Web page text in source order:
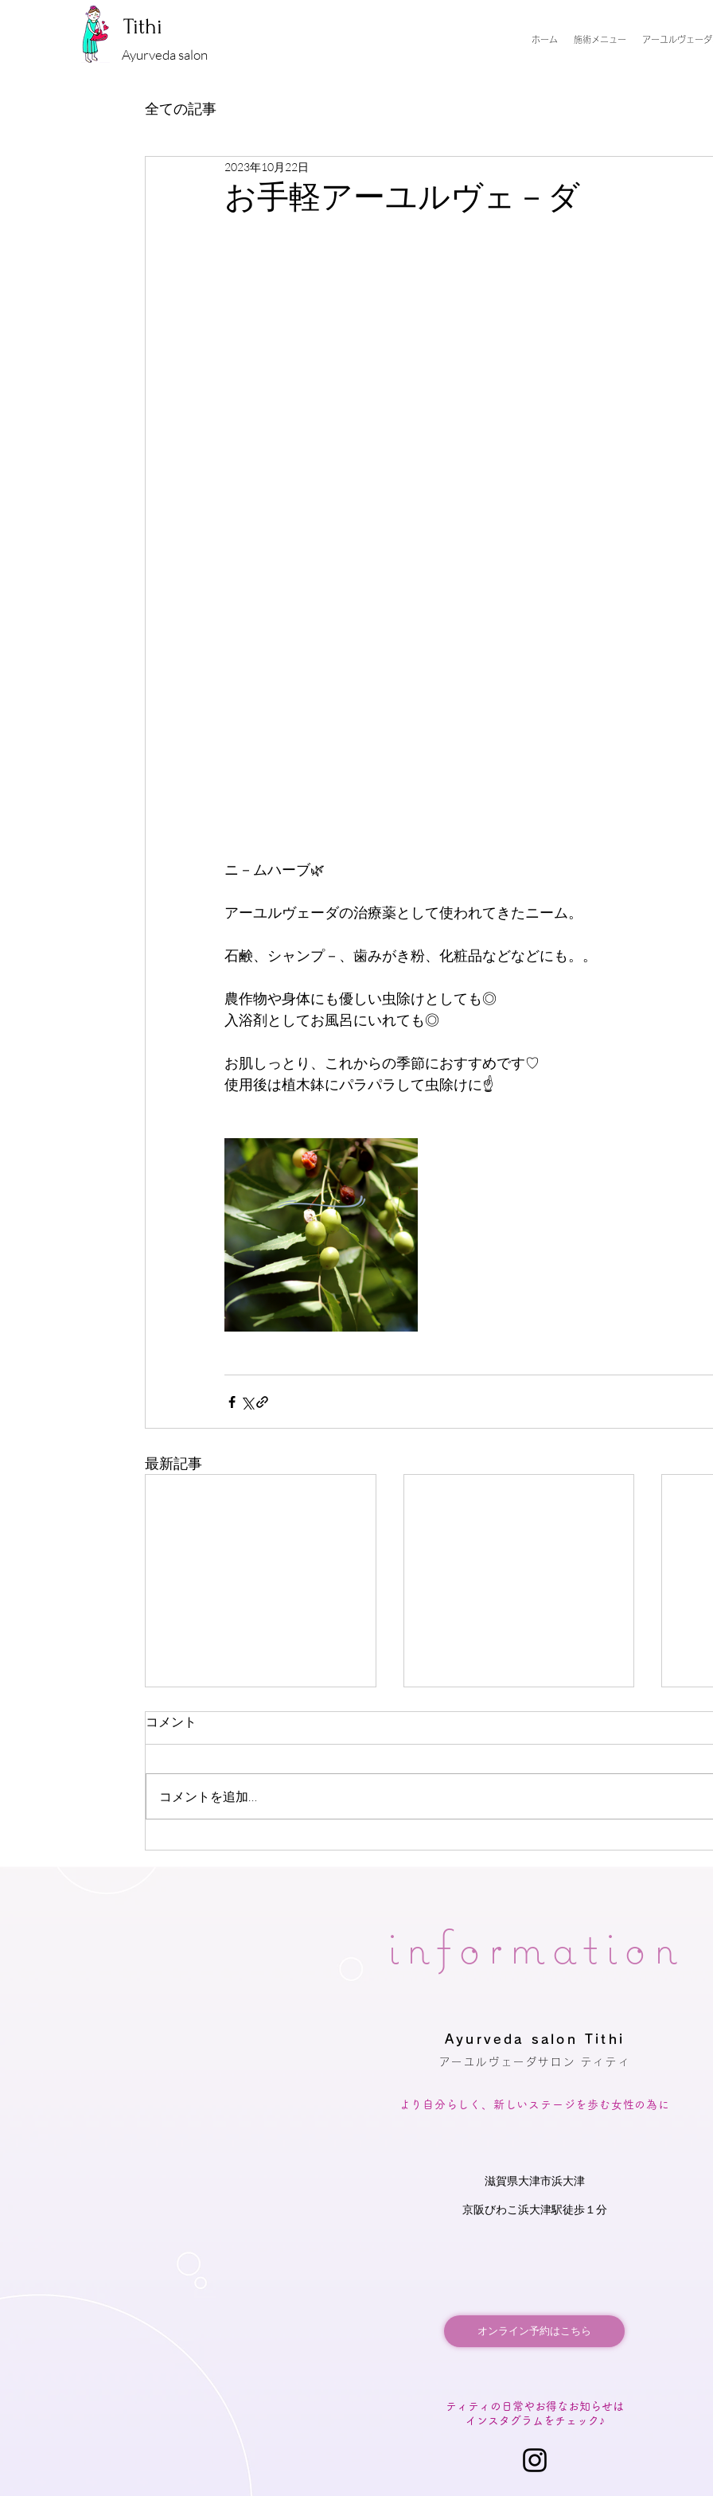
Tithi
Ayurveda salon
ホーム 施術メニュー アーユルヴェー
全ての記事
お手軽アーユルヴェ－ダ
2023年10月22日
ニ－ムハーブ🌿
アーユルヴェーダの治療薬として使われてきたニーム。
石鹸、シャンプ－、歯みがき粉、化粧品などなどにも。。
農作物や身体にも優しい虫除けとしても◎
入浴剤としてお風呂にいれても◎
お肌しっとり、これからの季節におすすめです♡
使用後は植木鉢にパラパラして虫除けに☝️
最新記事
コメント
コメントを追加…
information
Ayurveda salon Tithi
アーユルヴェーダサロン ティティ
​より自分らしく、新しいステージを歩む女性の為に
滋賀県大津市浜大津
​京阪びわこ浜大津駅徒歩１分
オンライン予約はこちら
​ティティの日常やお得なお知らせは
インスタグラムをチェック♪